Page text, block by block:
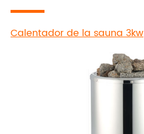
Calentador de la sauna 3kw